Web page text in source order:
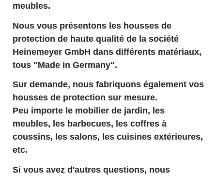
meubles.
Nous vous présentons les housses de
protection de haute qualité de la société
Heinemeyer GmbH dans différents matériaux,
tous "Made in Germany".
Sur demande, nous fabriquons également vos
housses de protection sur mesure.
Peu importe le mobilier de jardin, les
meubles, les barbecues, les coffres à
coussins, les salons, les cuisines extérieures,
etc.
Si vous avez d'autres questions, nous